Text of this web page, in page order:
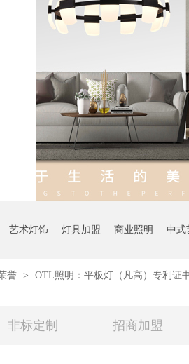
艺术灯饰 灯具加盟 商业照明 中式
誉 > OTL照明：平板灯（凡高）专利证
非标定制 招商加盟